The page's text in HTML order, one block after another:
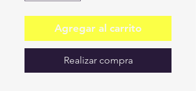
Agregar al carrito
Realizar compra